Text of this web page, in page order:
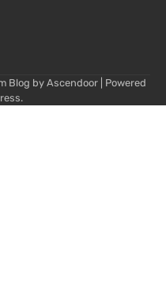
Blog by Ascendoor| Powered
.